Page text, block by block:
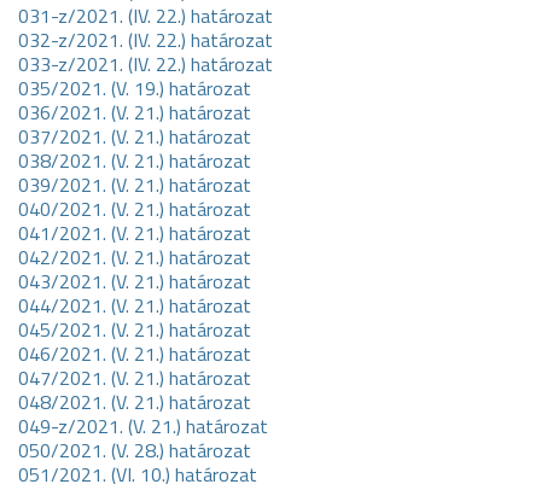
031-z/2021. (IV. 22.) határozat
032-z/2021. (IV. 22.) határozat
033-z/2021. (IV. 22.) határozat
035/2021. (V. 19.) határozat
036/2021. (V. 21.) határozat
037/2021. (V. 21.) határozat
038/2021. (V. 21.) határozat
039/2021. (V. 21.) határozat
040/2021. (V. 21.) határozat
041/2021. (V. 21.) határozat
042/2021. (V. 21.) határozat
043/2021. (V. 21.) határozat
044/2021. (V. 21.) határozat
045/2021. (V. 21.) határozat
046/2021. (V. 21.) határozat
047/2021. (V. 21.) határozat
048/2021. (V. 21.) határozat
049-z/2021. (V. 21.) határozat
050/2021. (V. 28.) határozat
051/2021. (VI. 10.) határozat